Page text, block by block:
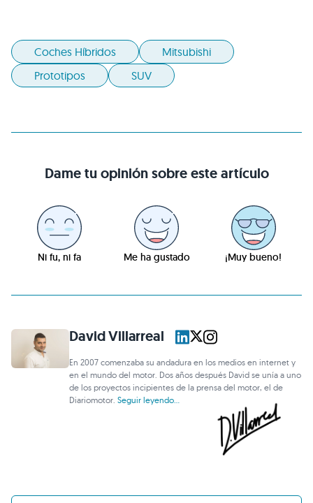
Coches Híbridos
Mitsubishi
Prototipos
SUV
Dame tu opinión sobre este artículo
Ni fu, ni fa Me ha gustado ¡Muy bueno!
David Villarreal
En 2007 comenzaba su andadura en los medios en internet y
en el mundo del motor. Dos años después David se unía a uno
de los proyectos incipientes de la prensa del motor, el de
Diariomotor.Seguir leyendo...